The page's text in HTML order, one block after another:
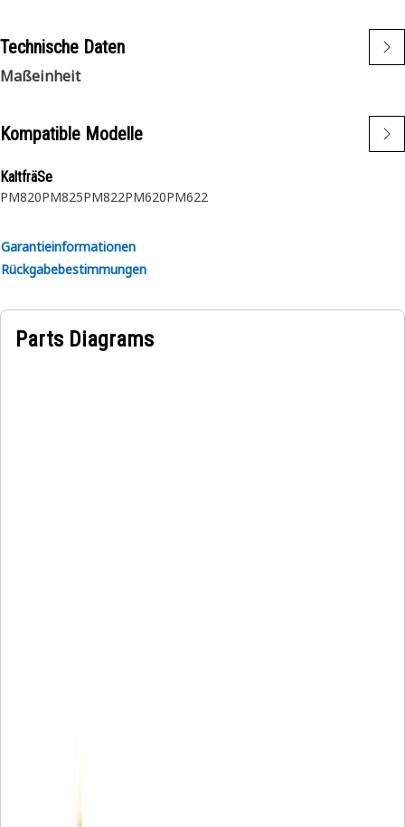
Technische Daten
Maßeinheit
Kompatible Modelle
KaltfräSe
PM820PM825PM822PM620PM622
Garantieinformationen
Rückgabebestimmungen
Parts Diagrams